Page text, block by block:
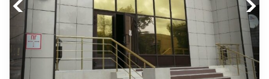
Previous Next